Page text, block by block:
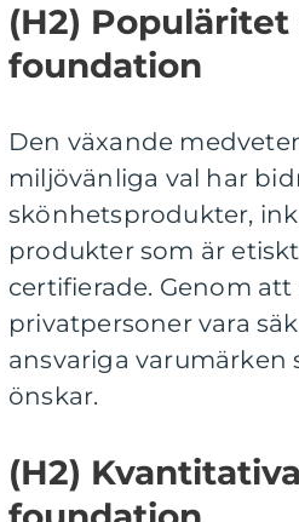
(H2)
foundation
Den växande
miljövänliga val har
skönhetsprodukter,
produkter som är
certifierade. Genom
privatpersoner vara
ansvariga
önskar.
(H2)